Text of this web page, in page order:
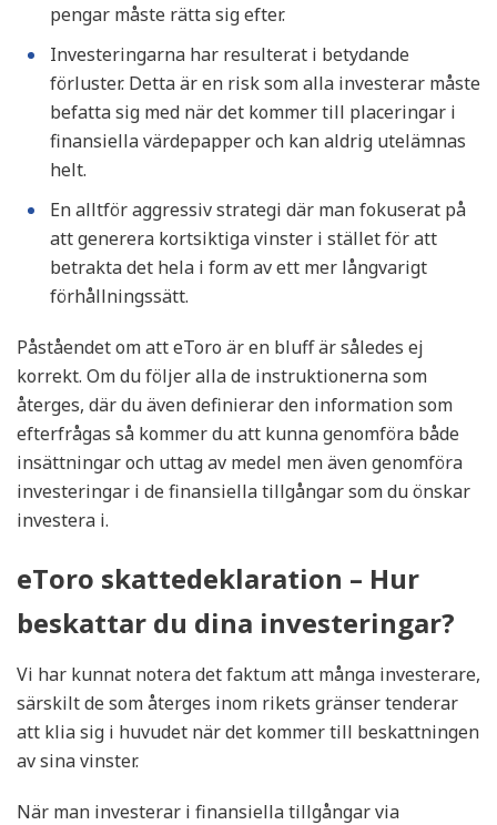
pengar måste rätta sig efter.
Investeringarna har resulterat i betydande
förluster. Detta är en risk som alla investerar måste
befatta sig med när det kommer till placeringar i
finansiella värdepapper och kan aldrig utelämnas
helt.
En alltför aggressiv strategi där man fokuserat på
att generera kortsiktiga vinster i stället för att
betrakta det hela i form av ett mer långvarigt
förhållningssätt.
Påståendet om att eToro är en bluff är således ej
korrekt. Om du följer alla de instruktionerna som
återges, där du även definierar den information som
efterfrågas så kommer du att kunna genomföra både
insättningar och uttag av medel men även genomföra
investeringar i de finansiella tillgångar som du önskar
investera i.
eToro skattedeklaration – Hur
beskattar du dina investeringar?
Vi har kunnat notera det faktum att många investerare,
särskilt de som återges inom rikets gränser tenderar
att klia sig i huvudet när det kommer till beskattningen
av sina vinster.
När man investerar i finansiella tillgångar via